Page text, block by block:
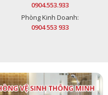
0904.553.933
Phòng Kinh Doanh:
0904 553 933